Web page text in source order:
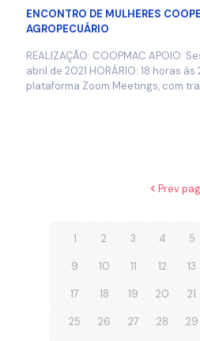
ENCONTRO DE MULHERES
AGROPECUÁRIO
REALIZAÇÃO: COOPMAC APOIO:
abril de 2021 HORÁRIO: 18 horas às
plataforma Zoom Meetings, com
Prev
1 2 3 4 5
9 10 11 12 13
17 18 19 20 21
25 26 27 28 29